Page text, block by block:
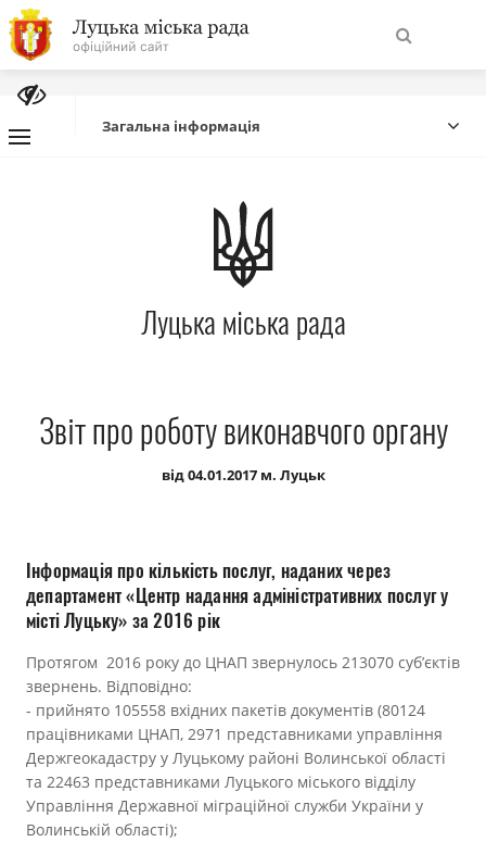
На
головну
Про місто
Міська влада
Міська рада
Публічна інформація
Документи
Загальна інформація
Луцька міська рада
Звіт про роботу виконавчого органу
від 04.01.2017 м. Луцьк
Інформація про кількість послуг, наданих через
департамент «Центр надання адміністративних послуг у
місті Луцьку» за 2016 рік
Протягом 2016 року до ЦНАП звернулось 213070 суб’єктів
звернень. Відповідно:
- прийнято 105558 вхідних пакетів документів (80124
працівниками ЦНАП, 2971 представниками управління
Держгеокадастру у Луцькому районі Волинської області
та 22463 представниками Луцького міського відділу
Управління Державної міграційної служби України у
Волинській області);